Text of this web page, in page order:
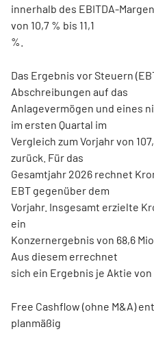
innerhalb des EBITDA-
von 10,7 % bis 11,1
%.
Das Ergebnis vor Steuern
Abschreibungen auf das
Anlagevermögen und eines
im ersten Quartal im
Vergleich zum Vorjahr von
zurück. Für das
Gesamtjahr 2026 rechnet
EBT gegenüber dem
Vorjahr. Insgesamt erzielte
ein
Konzernergebnis von 68,6
Aus diesem errechnet
sich ein Ergebnis je Aktie von
Free Cashflow (ohne M&A)
planmäßig